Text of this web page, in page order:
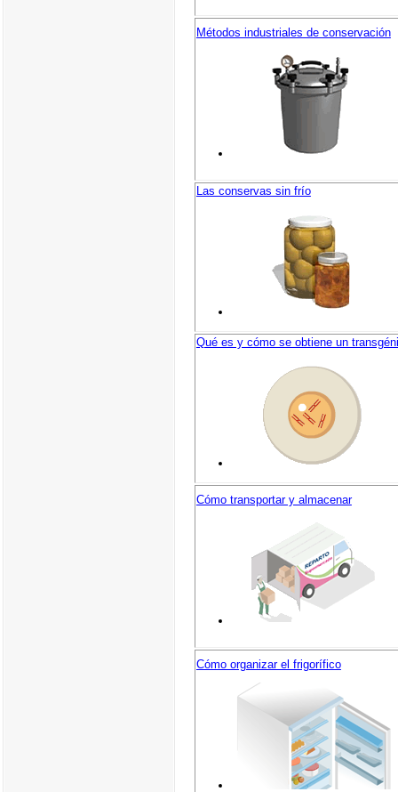
Métodos industriales de conservación
Las conservas sin frío
Qué es y cómo se obtiene un
Cómo transportar y almacenar
Cómo organizar el frigorífico